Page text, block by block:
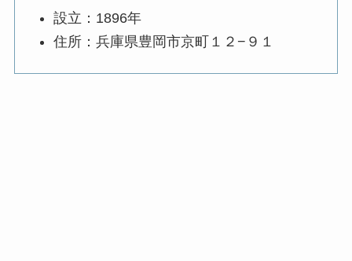
設立：1896年
住所：兵庫県豊岡市京町１２−９１